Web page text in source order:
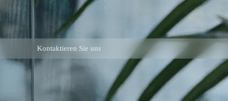
Kontaktieren Sie uns